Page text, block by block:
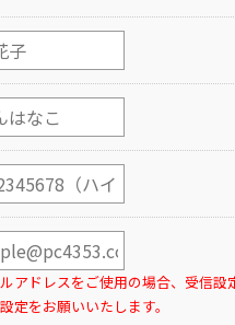
アドレスをご使用の場合、受信設
定をお願いいたします。